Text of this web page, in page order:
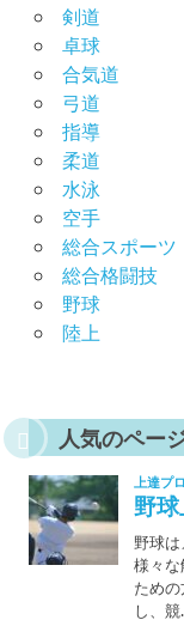
剣道
卓球
合気道
弓道
指導
柔道
水泳
空手
総合スポーツ
総合格闘技
野球
陸上
人気のペー